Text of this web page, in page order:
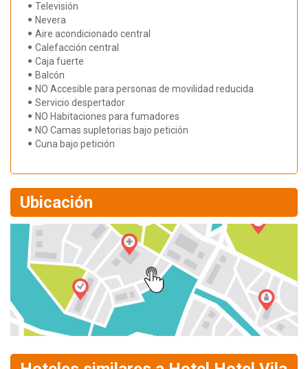
Televisión
Nevera
Aire acondicionado central
Calefacción central
Caja fuerte
Balcón
NO Accesible para personas de movilidad reducida
Servicio despertador
NO Habitaciones para fumadores
NO Camas supletorias bajo petición
Cuna bajo petición
Ubicación